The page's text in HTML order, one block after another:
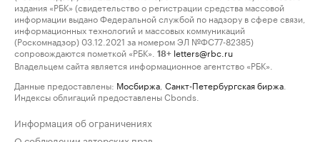
издания «РБК» (свидетельство о регистрации средства массовой
информации выдано Федеральной службой по надзору в сфере связи,
информационных технологий и массовых коммуникаций
(Роскомнадзор) 03.12.2021 за номером ЭЛ №ФС77-82385)
сопровождаются пометкой «РБК».
18+ letters@rbc.ru
Владельцем сайта является информационное агентство «РБК».
Данные предоставлены: Мосбиржа Санкт-Петербургская биржа
Индексы облигаций предоставлены Cbonds.
Информация об ограничениях